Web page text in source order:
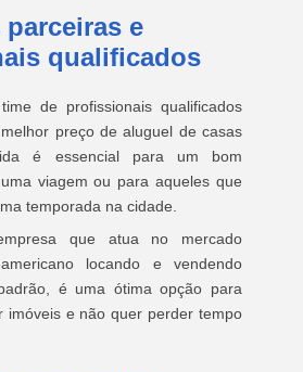
parceiras e
qualificados
de profissionais qualificados
preço de aluguel de casas
é essencial para um bom
viagem ou para aqueles que
temporada na cidade.
que atua no mercado
locando e vendendo
é uma ótima opção para
imóveis e não quer perder tempo